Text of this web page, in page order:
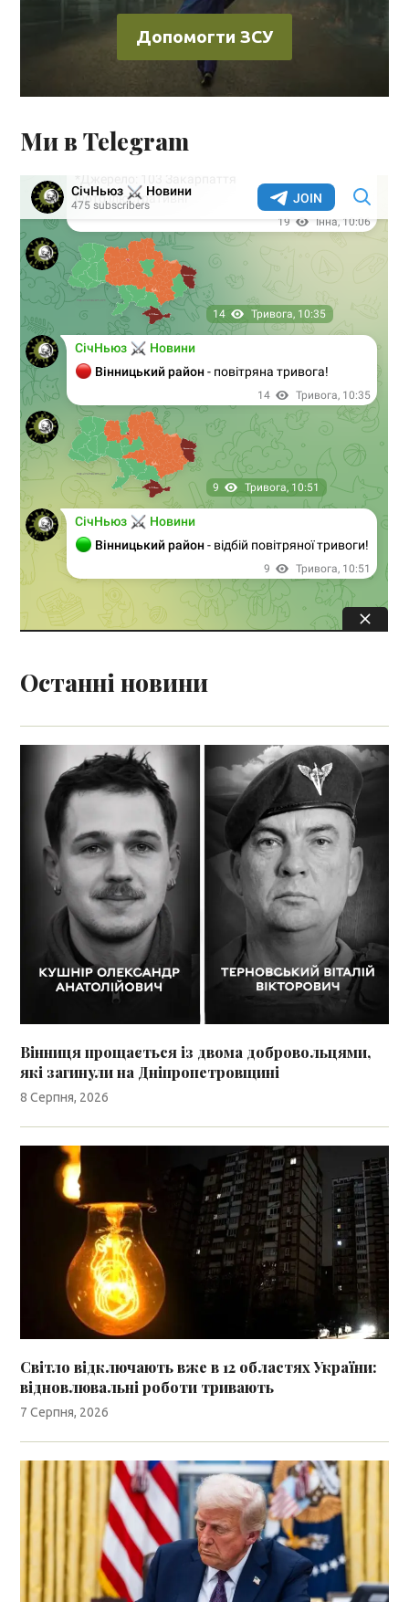
Допомогти ЗСУ
Ми в Telegram
Останні новини
Вінниця прощається із двома добровольцями,
які загинули на Дніпропетровщині
8 Серпня, 2026
Світло відключають вже в 12 областях України:
відновлювальні роботи тривають
7 Серпня, 2026